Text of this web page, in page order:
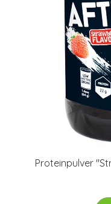
Proteinpulver